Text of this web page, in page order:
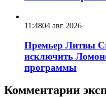
11:4804 авг 2026
Премьер Литвы
исключить
программы
Комментарии